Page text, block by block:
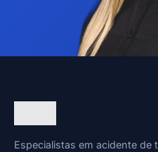
Especialistas em acidente de